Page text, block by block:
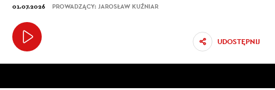
01.07.2026 PROWADZĄCY: JAROSŁAW KUŹNIAR
UDOSTĘPNIJ